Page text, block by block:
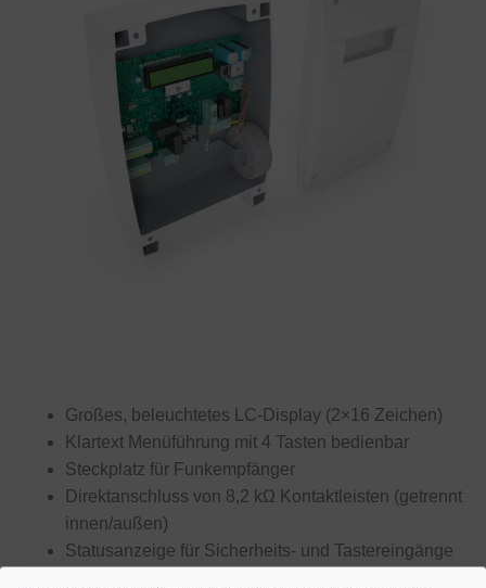
Großes, beleuchtetes LC-Display (2×16 Zeichen)
Klartext Menüführung mit 4 Tasten bedienbar
Steckplatz für Funkempfänger
Direktanschluss von 8,2 kΩ Kontaktleisten (getrennt
innen/außen)
Statusanzeige für Sicherheits- und Tastereingänge